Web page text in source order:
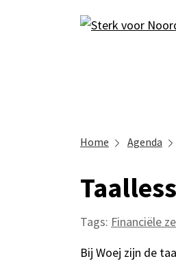
Home Agenda
Tags: Financiële
Bij Woej zijn de